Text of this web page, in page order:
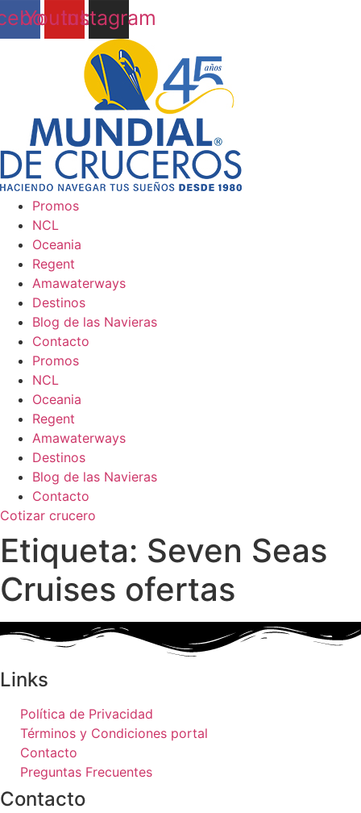
Youtube
Instagram
Promos
NCL
Oceania
Regent
Amawaterways
Destinos
Blog de las Navieras
Contacto
Promos
NCL
Oceania
Regent
Amawaterways
Destinos
Blog de las Navieras
Contacto
Cotizar crucero
Etiqueta: Seven Seas
Cruises ofertas
Links
Política de Privacidad
Términos y Condiciones portal
Contacto
Preguntas Frecuentes
Contacto